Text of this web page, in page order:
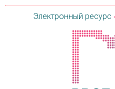
Электронный ресурс